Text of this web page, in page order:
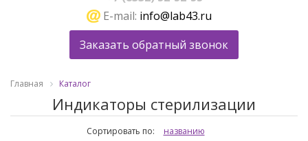
E-mail: info@lab43.ru
Заказать обратный звонок
Главная Каталог
Индикаторы стерилизации
Сортировать по:
названию